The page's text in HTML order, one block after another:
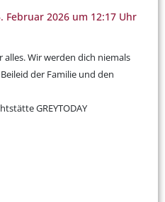
Februar 2026 um 12:17 Uhr
Wir werden dich niemals
der Familie und den
GREYTODAY